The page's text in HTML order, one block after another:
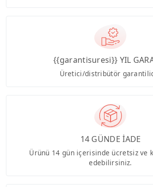
{{garantisuresi}} YIL
Üretici/distribütör
14 GÜNDE İADE
Ürünü 14 gün içerisinde ücretsiz ve
edebilirsiniz.